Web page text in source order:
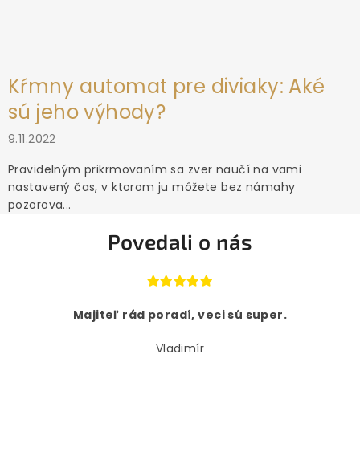
Kŕmny automat pre diviaky: Aké
sú jeho výhody?
9.11.2022
Pravidelným prikrmovaním sa zver naučí na vami
nastavený čas, v ktorom ju môžete bez námahy
pozorova...
Povedali o nás
Majiteľ rád poradí, veci sú super.
Vladimír